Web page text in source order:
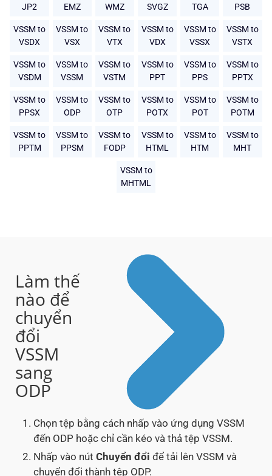
JP2
EMZ
WMZ
SVGZ
TGA
PSB
VSSM to
VSDX
VSSM to
VSX
VSSM to
VTX
VSSM to
VDX
VSSM to
VSSX
VSSM to
VSTX
VSSM to
VSDM
VSSM to
VSSM
VSSM to
VSTM
VSSM to
PPT
VSSM to
PPS
VSSM to
PPTX
VSSM to
PPSX
VSSM to
ODP
VSSM to
OTP
VSSM to
POTX
VSSM to
POT
VSSM to
POTM
VSSM to
PPTM
VSSM to
PPSM
VSSM to
FODP
VSSM to
HTML
VSSM to
HTM
VSSM to
MHT
VSSM to
MHTML
Làm thế
nào để
chuyển
đổi
VSSM
sang
ODP
Chọn tệp bằng cách nhấp vào ứng dụng VSSM
đến ODP hoặc chỉ cần kéo và thả tệp VSSM.
Nhấp vào nút Chuyển đổi để tải lên VSSM và
chuyển đổi thành tệp ODP.